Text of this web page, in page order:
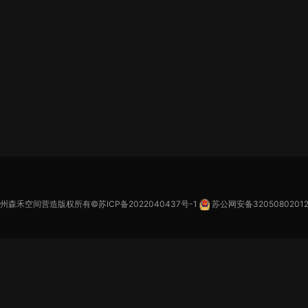
森禾空间营造版权所有©苏ICP备2022040437号-1 苏公网安备